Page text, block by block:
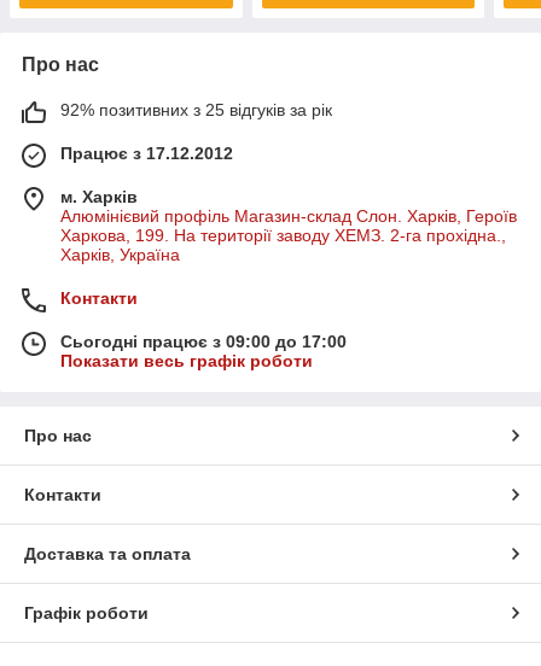
Про нас
92% позитивних з 25 відгуків за рік
Працює з 17.12.2012
м. Харків
Алюмінієвий профіль Магазин-склад Слон. Харків, Героїв
Харкова, 199. На території заводу ХЕМЗ. 2-га прохідна.,
Харків, Україна
Контакти
Сьогодні працює з 09:00 до 17:00
Показати весь графік роботи
Про нас
Контакти
Доставка та оплата
Графік роботи